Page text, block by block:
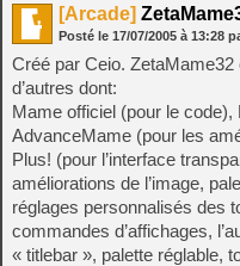
[Arcade]
Posté le 17/07/2005 à 13:28
Créé par Ceio.
d’autres dont:
Mame officiel (pour le
AdvanceMame (pour les
Plus! (pour l’interface
améliorations de l’image,
réglages personnalisés des
commandes d’affichages,
« titlebar », palette réglable,